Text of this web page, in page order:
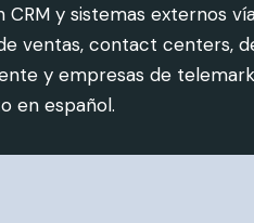
y sistemas externos
ventas, contact centers,
y empresas de
en español.